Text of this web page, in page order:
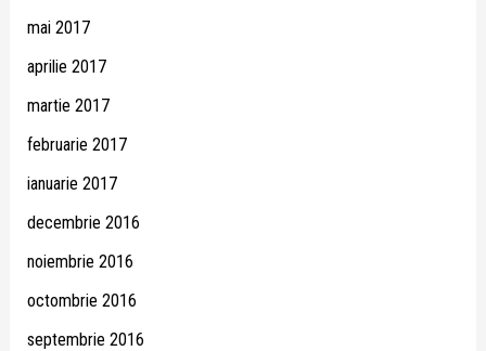
mai 2017
aprilie 2017
martie 2017
februarie 2017
ianuarie 2017
decembrie 2016
noiembrie 2016
octombrie 2016
septembrie 2016